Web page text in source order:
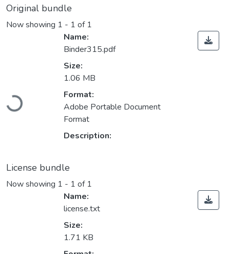
Original bundle
Now showing 1 - 1 of 1
Loading...
Name:
Binder315.pdf
Size:
1.06 MB
Format:
Adobe Portable Document
Format
Description:
License bundle
Now showing 1 - 1 of 1
Name:
license.txt
Size:
1.71 KB